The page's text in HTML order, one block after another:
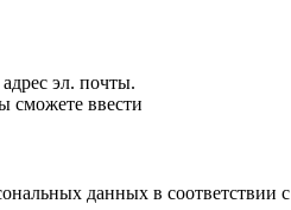
эл. почты.
сможете ввести
данных в соответствии с